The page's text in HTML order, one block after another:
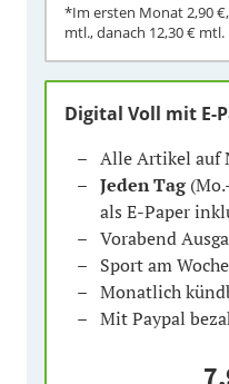
*Im ersten Monat2,90 €
mtl., danach 12,30 € mtl.
Digital Voll mit E-
Alle Artikel auf
Jeden Tag
als E-Paper
Vorabend
Sport am
Monatlich
Mit Paypal